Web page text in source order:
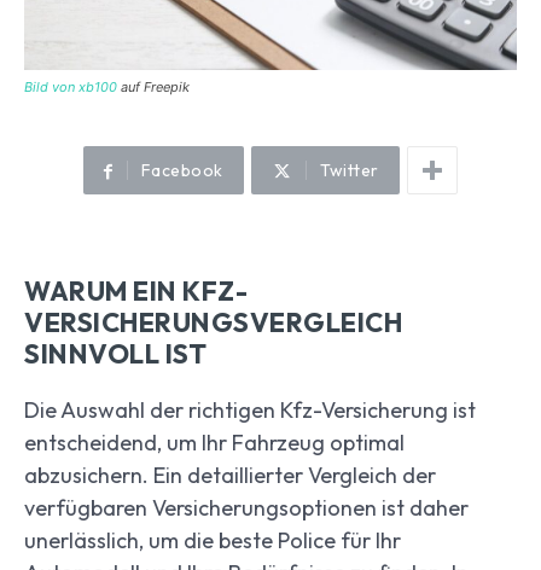
Bild von xb100 auf Freepik
Facebook Twitter
WARUM EIN KFZ-
VERSICHERUNGSVERGLEICH
SINNVOLL IST
Die Auswahl der richtigen Kfz-Versicherung ist
entscheidend, um Ihr Fahrzeug optimal
abzusichern. Ein detaillierter Vergleich der
verfügbaren Versicherungsoptionen ist daher
unerlässlich, um die beste Police für Ihr